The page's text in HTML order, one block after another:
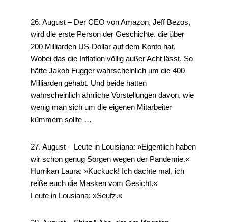
26. August – Der CEO von Amazon, Jeff Bezos,
wird die erste Person der Geschichte, die über
200 Milliarden US-Dollar auf dem Konto hat.
Wobei das die Inflation völlig außer Acht lässt. So
hätte Jakob Fugger wahrscheinlich um die 400
Milliarden gehabt. Und beide hatten
wahrscheinlich ähnliche Vorstellungen davon, wie
wenig man sich um die eigenen Mitarbeiter
kümmern sollte …
27. August – Leute in Louisiana: »Eigentlich haben
wir schon genug Sorgen wegen der Pandemie.«
Hurrikan Laura: »Kuckuck! Ich dachte mal, ich
reiße euch die Masken vom Gesicht.«
Leute in Lousiana: »Seufz.«